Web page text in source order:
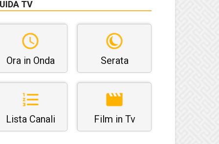
TV
Ora in Onda Serata
Lista Canali Film in Tv